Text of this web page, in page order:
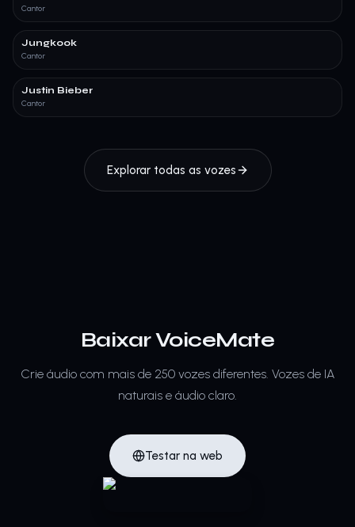
Cantor
Jungkook
Cantor
Justin Bieber
Cantor
Explorar todas as vozes
Baixar VoiceMate
Crie áudio com mais de 250 vozes diferentes. Vozes de IA
naturais e áudio claro.
Testar na web